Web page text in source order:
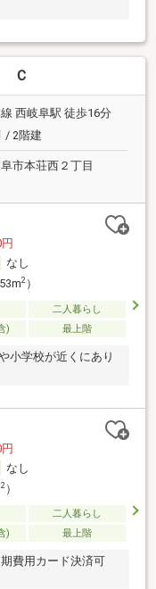
Ｃ
西岐阜駅 徒歩16分
/ 2階建
市本荘西２丁目
なし
2）
二人暮らし
) 最上階
小学校が近くにあり
なし
2）
二人暮らし
) 最上階
費用カード決済可